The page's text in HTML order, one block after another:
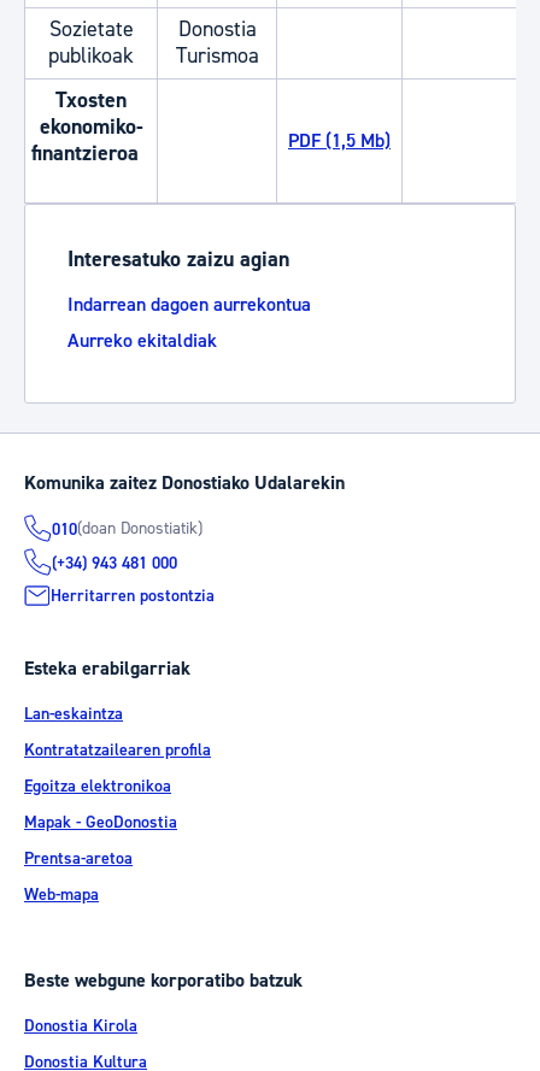
Sozietate
publikoak
Donostia
Turismoa
Txosten
ekonomiko-
finantzieroa
PDF (1,5 Mb)
Interesatuko zaizu agian
Indarrean dagoen aurrekontua
Aurreko ekitaldiak
Komunika zaitez Donostiako Udalarekin
010(doan Donostiatik)
(+34) 943 481 000
Herritarren postontzia
Esteka erabilgarriak
Lan-eskaintza
Kontratatzailearen profila
Egoitza elektronikoa
Mapak - GeoDonostia
Prentsa-aretoa
Web-mapa
Beste webgune korporatibo batzuk
Donostia Kirola
Donostia Kultura